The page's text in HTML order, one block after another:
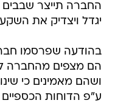
החברה תייצר
יגדל ויצדיק את
בהודעה שפרסמו חברי
הם מצפים מהחברה
ושהם מאמינים כי
ע"פ הדוחות